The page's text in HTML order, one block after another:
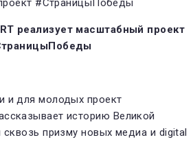
реализует масштабный проект
для молодых проект
историю Великой
сквозь призму новых медиа и digital